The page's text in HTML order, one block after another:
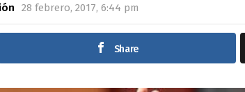
28 febrero, 2017, 6:44 pm
Share